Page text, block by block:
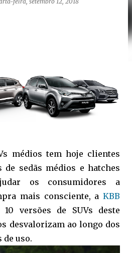
médios tem hoje clientes
de sedãs médios e hatches
os consumidores a
mais consciente, a KBB
versões de SUVs deste
desvalorizam ao longo dos
uso.